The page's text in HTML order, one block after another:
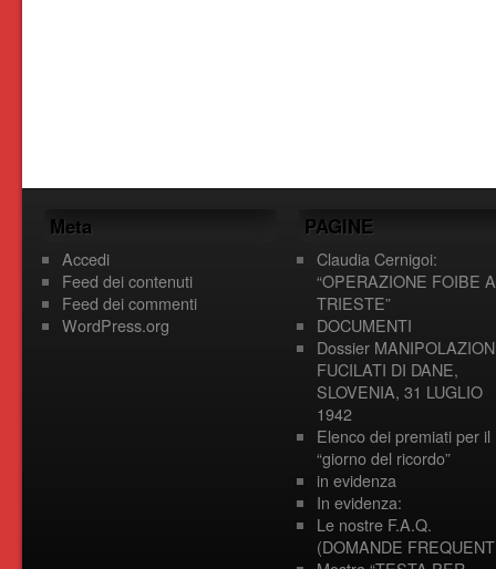
Meta
Accedi
Feed dei contenuti
Feed dei commenti
WordPress.org
PAGINE
Claudia Cernigoi:
“OPERAZIONE FOIBE A
TRIESTE”
DOCUMENTI
Dossier
FUCILATI DI DANE,
SLOVENIA, 31 LUGLIO
1942
Elenco dei premiati per il
“giorno del ricordo”
in evidenza
In evidenza:
Le nostre F.A.Q.
(DOMANDE